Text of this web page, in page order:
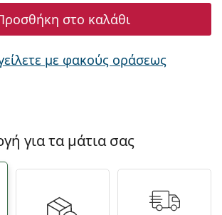
στο καλάθι
με φακούς οράσεως
για τα μάτια σας